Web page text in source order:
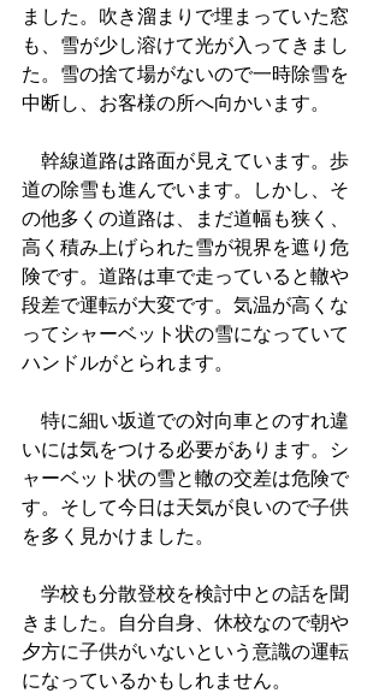
メールお問い合わせはコチラから ☚
ました。吹き溜まりで埋まっていた窓
も、雪が少し溶けて光が入ってきまし
た。雪の捨て場がないので一時除雪を
中断し、お客様の所へ向かいます。
幹線道路は路面が見えています。歩
道の除雪も進んでいます。しかし、そ
の他多くの道路は、まだ道幅も狭く、
高く積み上げられた雪が視界を遮り危
険です。道路は車で走っていると轍や
段差で運転が大変です。気温が高くな
ってシャーベット状の雪になっていて
ハンドルがとられます。
特に細い坂道での対向車とのすれ違
いには気をつける必要があります。シ
ャーベット状の雪と轍の交差は危険で
す。そして今日は天気が良いので子供
を多く見かけました。
学校も分散登校を検討中との話を聞
きました。自分自身、休校なので朝や
夕方に子供がいないという意識の運転
になっているかもしれません。